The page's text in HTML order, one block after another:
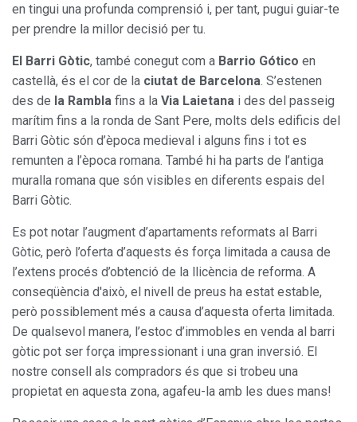
en tingui una profunda comprensió i, per tant, pugui guiar-te
per prendre la millor decisió per tu.
El Barri Gòtic, també conegut com a Barrio Gótico en
castellà, és el cor de la ciutat de Barcelona. S’estenen
des de la Rambla fins a la Via Laietana i des del passeig
marítim fins a la ronda de Sant Pere, molts dels edificis del
Barri Gòtic són d’època medieval i alguns fins i tot es
remunten a l’època romana. També hi ha parts de l’antiga
muralla romana que són visibles en diferents espais del
Barri Gòtic.
Es pot notar l’augment d’apartaments reformats al Barri
Gòtic, però l’oferta d’aquests és força limitada a causa de
l’extens procés d’obtenció de la llicència de reforma. A
conseqüència d'això, el nivell de preus ha estat estable,
però possiblement més a causa d’aquesta oferta limitada.
De qualsevol manera, l’estoc d’immobles en venda al barri
gòtic pot ser força impressionant i una gran inversió. El
nostre consell als compradors és que si trobeu una
propietat en aquesta zona, agafeu-la amb les dues mans!